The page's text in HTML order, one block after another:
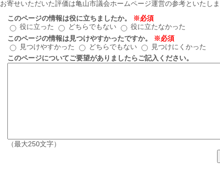
お寄せいただいた評価は亀山市議会ホームページ運営の参考といたし
このページの情報は役に立ちましたか。
※必須
役に立った
どちらでもない
役に立たなかった
このページの情報は見つけやすかったですか。
※必須
見つけやすかった
どちらでもない
見つけにくかった
このページについてご要望がありましたらご記入ください。
（最大250文字）